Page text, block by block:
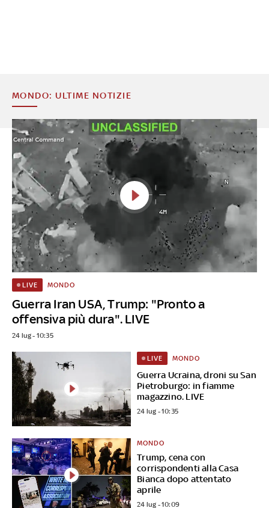
MONDO: ULTIME NOTIZIE
Guerra Iran USA, Trump: "Pronto a
offensiva più dura". LIVE
LIVE MONDO
24 lug - 10:35
Guerra Ucraina, droni su San
Pietroburgo: in fiamme
magazzino. LIVE
LIVE MONDO
24 lug - 10:35
Trump, cena con
corrispondenti alla Casa
Bianca dopo attentato
aprile
MONDO
24 lug - 10:09